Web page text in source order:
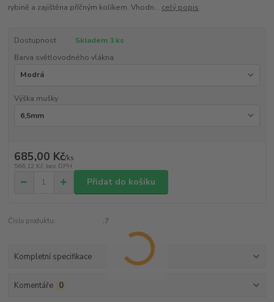
rybině a zajištěna příčným kolíkem. Vhodn... celý popis
Dostupnost
Skladem 3 ks
Barva světlovodného vlákna
Výška mušky
685,00 Kč/ks
566,12 Kč bez DPH
Přidat do košíku
Číslo produktu: .7
Kompletní specifikace
Komentáře 0